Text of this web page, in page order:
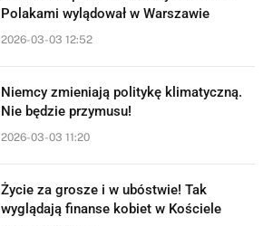
Polakami wylądował w Warszawie
2026-03-03 12:52
Niemcy zmieniają politykę klimatyczną.
Nie będzie przymusu!
2026-03-03 11:20
Życie za grosze i w ubóstwie! Tak
wyglądają finanse kobiet w Kościele